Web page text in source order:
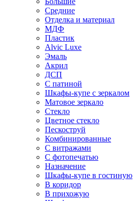
Средние
Отделка и материал
МДФ
Пластик
Alvic Luxe
Эмаль
Акрил
ДСП
С патиной
Шкафы-купе с зеркалом
Матовое зеркало
Стекло
Цветное стекло
Пескоструй
Комбинированные
С витражами
С фотопечатью
Назначение
Шкафы-купе в гостиную
В коридор
В прихожую